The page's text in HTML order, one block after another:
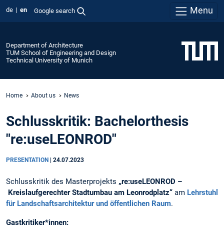
de en Google search Menu
Department of Architecture
TUM School of Engineering and Design
Technical University of Munich
Home About us News
Schlusskritik: Bachelorthesis
"re:useLEONROD"
PRESENTATION 24.07.2023
Schlusskritik des Masterprojekts „re:useLEONROD –
Kreislaufgerechter Stadtumbau am Leonrodplatz“ am Lehrstuhl
für Landschaftsarchitektur und öffentlichen Raum.
Gastkritiker*innen: